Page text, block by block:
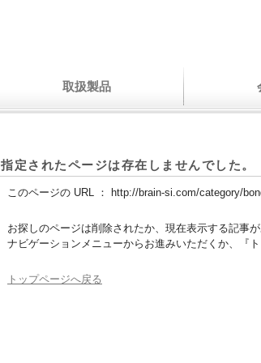
取扱製品
指定されたページは存在しませんでした。
このページの URL ： http://brain-si.com/category/
お探しのページは削除されたか、現在表示する記事が
ナビゲーションメニューからお進みいただくか、『
トップページへ戻る